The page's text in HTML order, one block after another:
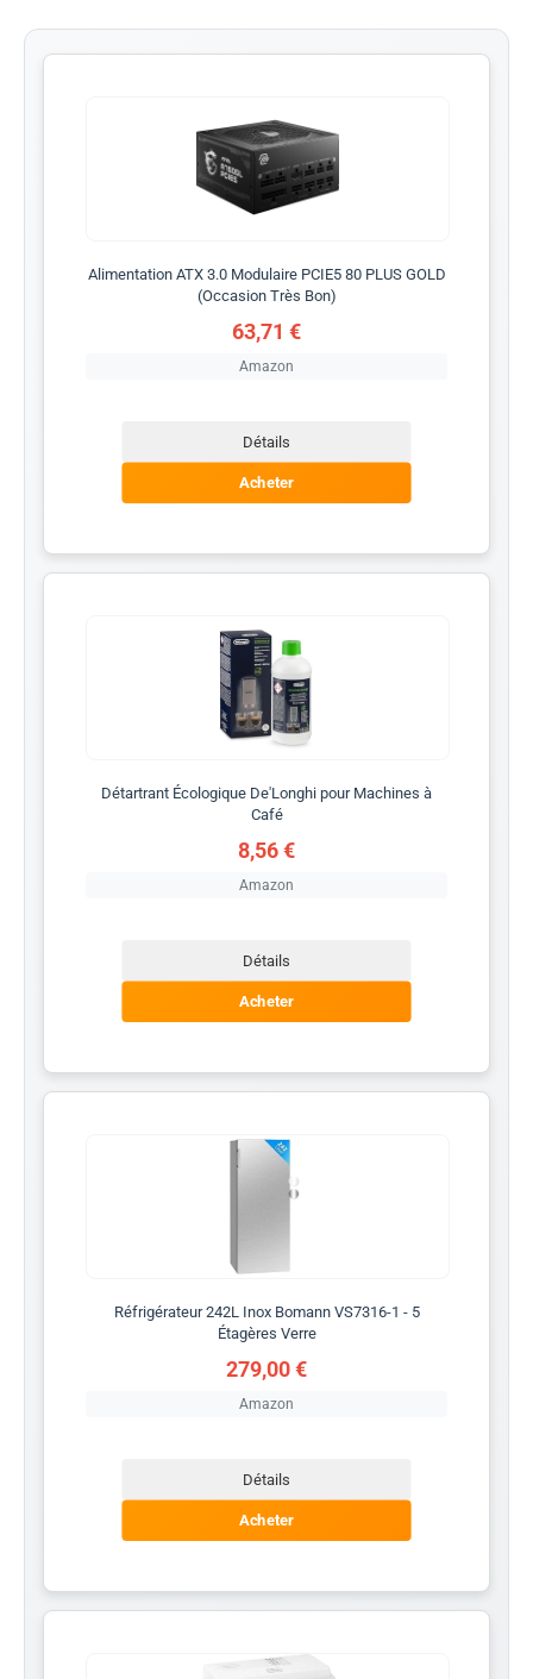
Alimentation ATX 3.0 Modulaire PCIE5 80 PLUS GOLD
(Occasion Très Bon)
63,71 €
Amazon
Détails
Acheter
Détartrant Écologique De'Longhi pour Machines à
Café
8,56 €
Amazon
Détails
Acheter
Réfrigérateur 242L Inox Bomann VS7316-1 - 5
Étagères Verre
279,00 €
Amazon
Détails
Acheter